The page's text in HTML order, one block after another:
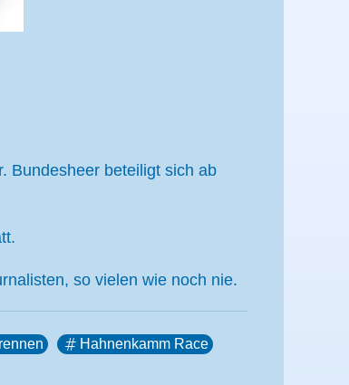
Bundesheer beteiligt sich ab
so vielen wie noch nie.
Hahnenkamm Race